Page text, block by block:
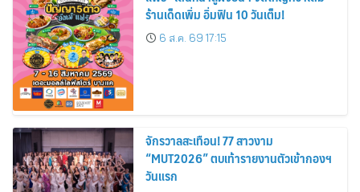
ร้านเด็ดเพิ่ม อิ่มฟิน 10 วันเต็ม!
6 ส.ค. 69 17:15
จักรวาลสะเทือน! 77 สาวงาม
“MUT2026” ตบเท้ารายงานตัวเข้ากองฯ
วันแรก